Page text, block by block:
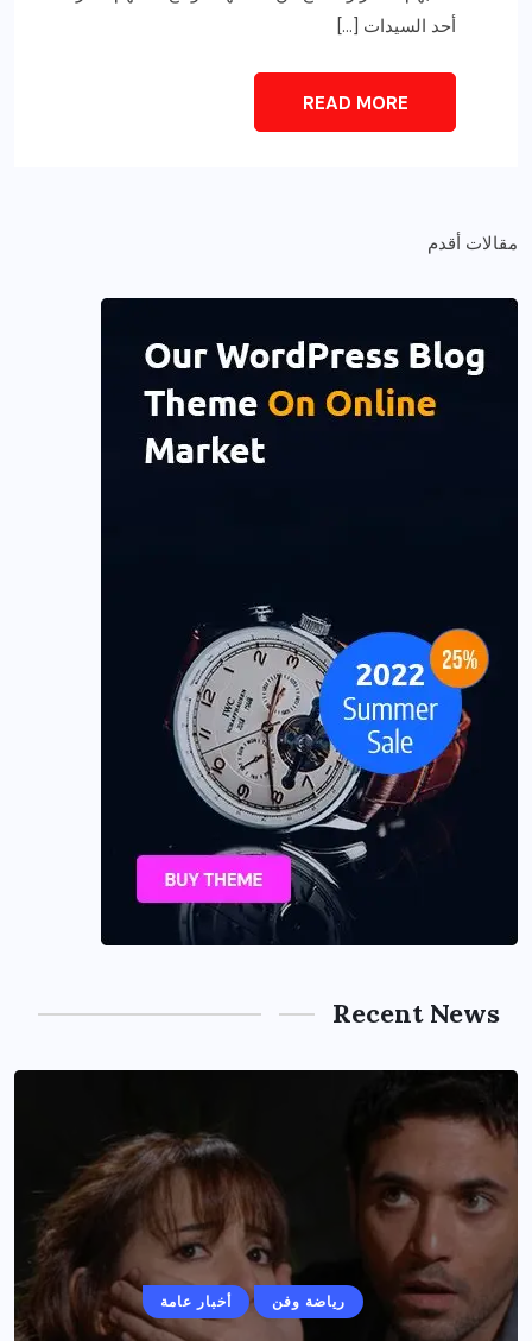
أحد السيدات […]
READ MORE
مقالات أقدم
Recent News
أخبار عامة رياضة وفن